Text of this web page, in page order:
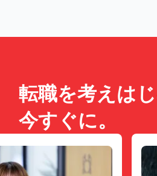
転職を考えはじ
今すぐに。